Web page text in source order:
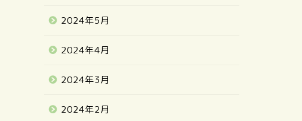
2024年5月
2024年4月
2024年3月
2024年2月